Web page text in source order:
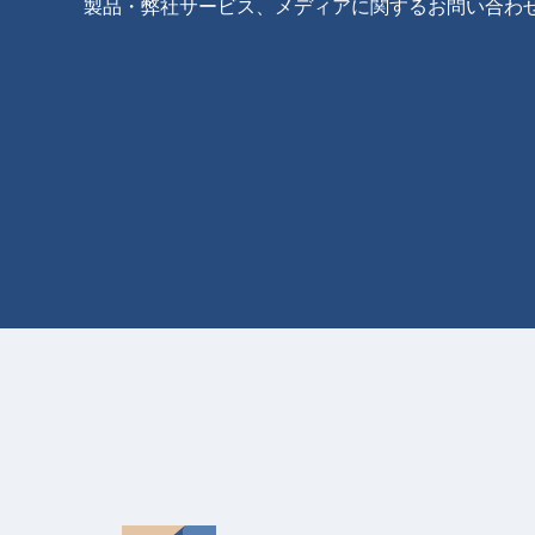
製品・弊社サービス、メディアに関するお問い合わ